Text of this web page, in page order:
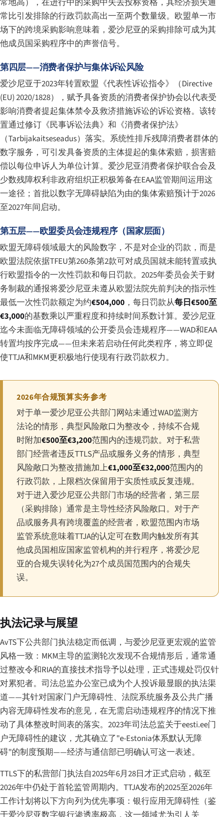
常比引发排除的行政罚款高出一至两个数量级。欧盟单一市
场下的跨境采购影响意味着，爱沙尼亚的采购排除可成为其
他成员国采购程序中的声誉信号。
第四层——消费者保护与集体诉讼风险
爱沙尼亚于2023年转置欧盟《代表性诉讼指令》（Directive
(EU) 2020/1828），赋予具备资质的消费者保护协会以代表受
影响消费者提起集体禁令及救济措施诉讼的诉讼资格。该转
置通过修订《民事诉讼法典》和《消费者保护法》
（Tarbijakaitseseadus）落实。系统性排斥残障消费者群体的
数字服务，可引发具备资质的主体提起的集体索赔，损害赔
偿以每位申诉人为单位计算。爱沙尼亚消费者保护联合会及
少数残障权利非政府组织正积极筹备在EAA监管期间运用这
一途径；首批以数字无障碍缺陷为由的集体索赔预计于2026
至2027年间启动。
第五层——欧盟委员会违规程序（国家层面）
欧盟无障碍领域最大的风险数字，不是对企业的罚款，而是
欧盟法院依据TFEU第260条第2款可对成员国就未能转置或执
行欧盟指令的一次性罚款和每日罚款。2025年委员会关于财
务制裁的通报将爱沙尼亚未遵从欧盟法院先前判决的指示性
最低一次性罚款额定为约€504,000 ，每日罚款从每日€500至
€3,000的基数乘以严重程度和持续时间系数计算。爱沙尼亚
迄今未面临无障碍领域的公开委员会违规程序——WAD和EAA
转置均按序完成——但未来若启动任何此类程序，将立即促
使TTJA和MKM更积极地行使现有行政罚款权力。
2026年合规预算实务参考
对于单一爱沙尼亚公共部门网站未通过WAD监测方
法论的情形，典型风险敞口为整改令，持续不合规
时附加€500至€3,200范围内的违规罚款。对于私营
部门经营者违反TTLS产品或服务义务的情形，典型
风险敞口为整改措施加上€1,000至€32,000范围内的
行政罚款，上限档次保留用于实质性或反复违规。
对于进入爱沙尼亚公共部门市场的经营者，第三层
（采购排除）通常是主导性经济风险敞口。对于产
品或服务具有跨境覆盖的经营者，欧盟范围内市场
监管系统意味着TTJA的认定可在数周内触发所有其
他成员国相应国家监管机构的并行程序，将爱沙尼
亚的合规失误转化为27个成员国范围内的合规失
误。
执法记录与展望
AvTS下公共部门执法稳定而低调，与爱沙尼亚更宏观的监管
风格一致：MKM主导的监测轮次发现不合规情形后，通常通
过整改令和RIA的直接技术指导予以处理，正式违规处罚仅针
对累犯者。司法总监办公室已成为个人投诉最显眼的执法渠
道——其针对国家门户无障碍性、法院系统服务及公共广播
内容无障碍性发布的意见，在无需启动违规程序的情况下推
动了具体整改时间表的落实。2023年司法总监关于eesti.ee门
户无障碍性的建议，尤其确立了"e-Estonia体系默认无障
碍"的制度预期——经济与通信部已明确认可这一表述。
TTLS下的私营部门执法自2025年6月28日才正式启动，截至
2026年中仍处于首轮监管周期内。TTJA发布的2025至2026年
工作计划将以下方向列为优先事项：银行应用无障碍性（鉴